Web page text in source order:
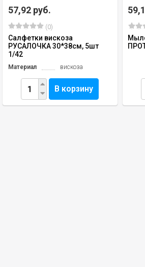
57,92 руб.
(0)
Салфетки вискоза
РУСАЛОЧКА 30*38см, 5шт
1/42
Материал вискоза
В корзину